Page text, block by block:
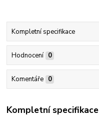
Kompletní specifikace
Hodnocení 0
Komentáře 0
Kompletní specifikace